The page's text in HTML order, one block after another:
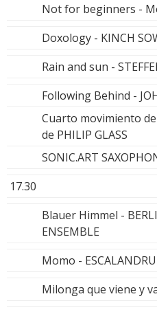
Not for beginners -
Doxology - KINCH
Rain and sun -
Following Behind -
Cuarto movimiento
de PHILIP GLASS
SONIC.ART
17.30
Blauer Himmel -
ENSEMBLE
Momo -
Milonga que viene y